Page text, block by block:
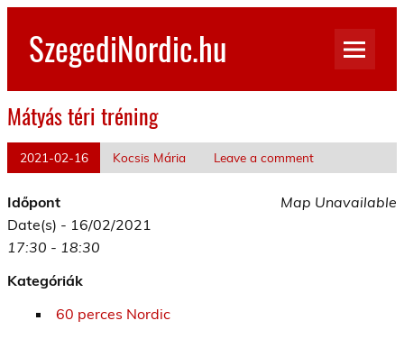
Skip
contentSzegediNordic.hu
Mátyás téri tréning
2021-02-16 Kocsis Mária Leave a comment
Map Unavailable
Időpont
Date(s) - 16/02/2021
17:30 - 18:30
Kategóriák
60 perces Nordic